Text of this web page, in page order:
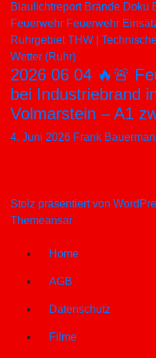
Blaulichtreport Brände Doku
Feuerwehr Feuerwehr
RuhrgebietTHW |
Wetter (Ruhr)
2026 06 04 🔥🚨
bei Industriebrand
Volmarstein – A1
4. Juni 2026 Frank
Stolz präsentiert von
Themeansar
Home
AGB
Datenschutz
Filme